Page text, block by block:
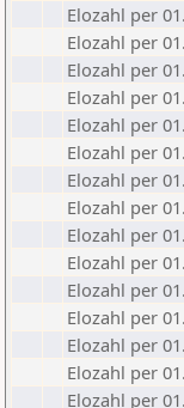
Elozahl per
Elozahl per
Elozahl per
Elozahl per
Elozahl per
Elozahl per
Elozahl per
Elozahl per
Elozahl per
Elozahl per
Elozahl per
Elozahl per
Elozahl per
Elozahl per
Elozahl per